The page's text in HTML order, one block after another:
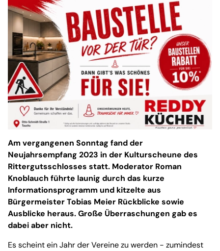
Am vergangenen Sonntag fand der
Neujahrsempfang 2023 in der Kulturscheune des
Rittergutsschlosses statt. Moderator Roman
Knoblauch führte launig durch das kurze
Informationsprogramm und kitzelte aus
Bürgermeister Tobias Meier Rückblicke sowie
Ausblicke heraus. Große Überraschungen gab es
dabei aber nicht.
Es scheint ein Jahr der Vereine zu werden - zumindest